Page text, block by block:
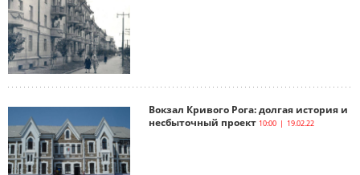
Вокзал Кривого Рога: долгая история и
несбыточный проект 10:00 | 19.02.22